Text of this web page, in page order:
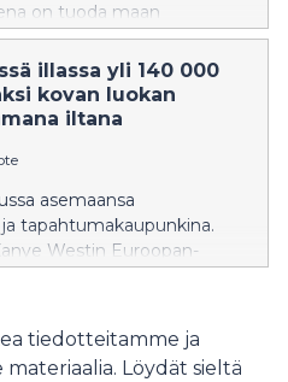
on tuoda maan
matkailijoiden ulottuville
ulkopuolella.
illassa yli 140 000
kovan luokan
iltana
asemaansa
tapahtumakaupunkina.
Westin Euroopan-
ystävää eri puolilta
tiedotteitamme ja
Löydät sieltä